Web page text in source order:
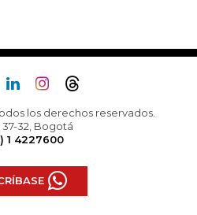
los derechos reservados.
37-32, Bogotá
1 4227600